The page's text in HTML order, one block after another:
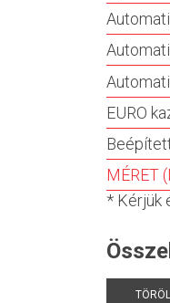
EURO
MÉRET
* Kérjük
TÖRÖL